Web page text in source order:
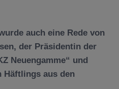
auch eine Rede von
der Präsidentin der
Neuengamme“ und
Häftlings aus den